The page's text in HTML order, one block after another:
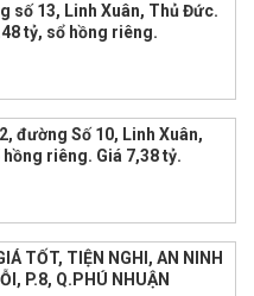
số 13, Linh Xuân, Thủ Đức.
tỷ, sổ hồng riêng.
đường Số 10, Linh Xuân,
riêng. Giá 7,38 tỷ.
TỐT, TIỆN NGHI, AN NINH
P.8, Q.PHÚ NHUẬN